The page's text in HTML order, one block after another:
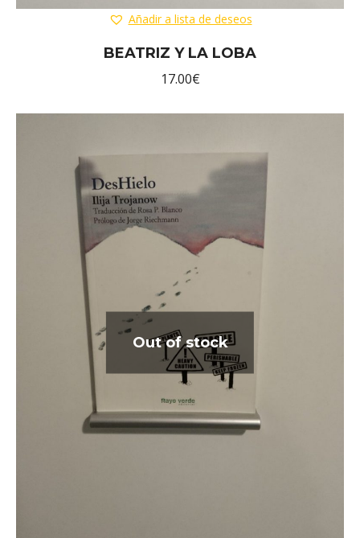
Añadir a lista de deseos
BEATRIZ Y LA LOBA
17.00€
Out of stock